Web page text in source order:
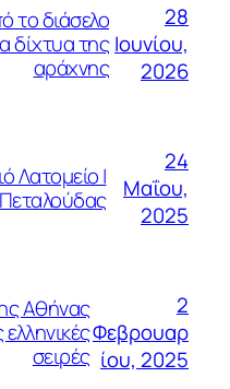
το διάσελο
δίχτυα της
αράχνης
28
Ιουνίου,
2026
Λατομείο |
24
Μαΐου,
2025
Αθήνας
σειρές
2
Φεβρουαρ
ίου, 2025